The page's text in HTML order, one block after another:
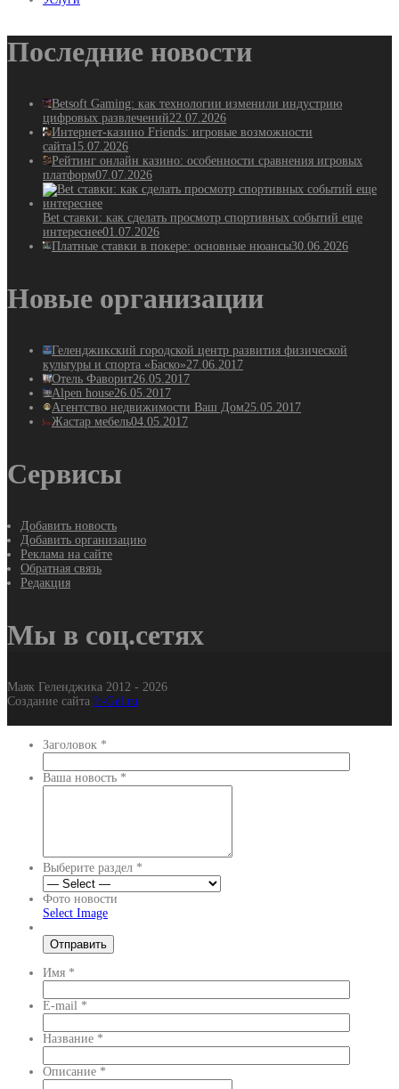
Последние новости
Betsoft Gaming: как технологии изменили индустрию
цифровых развлечений22.07.2026
Интернет-казино Friends: игровые возможности
сайта15.07.2026
Рейтинг онлайн казино: особенности сравнения игровых
платформ07.07.2026
Bet ставки: как сделать просмотр спортивных событий еще
интереснее01.07.2026
Платные ставки в покере: основные нюансы30.06.2026
Новые организации
Геленджикский городской центр развития физической
культуры и спорта «Баско»27.06.2017
Отель Фаворит26.05.2017
Alpen house26.05.2017
Агентство недвижимости Ваш Дом25.05.2017
Жастар мебель04.05.2017
Сервисы
Добавить новость
Добавить организацию
Реклама на сайте
Обратная связь
Редакция
Мы в соц.сетях
Маяк Геленджика 2012 - 2026
Создание сайта It-Gel.ru
Заголовок *
Ваша новость *
Выберите раздел *
Фото новости
Select Image
Имя *
E-mail *
Название *
Описание *